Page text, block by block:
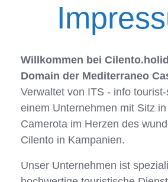
Willkommen bei
Domain der Mediterraneo
Verwaltet von ITS - info
einem Unternehmen mit Sitz
Camerota im Herzen des
Cilento in Kampanien.
Unser Unternehmen ist